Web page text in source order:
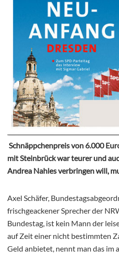
Schnäppchenpreis von 6.000
mit Steinbrück war teurer und
Andrea Nahles verbringen will,
Axel Schäfer,
frischgeackener Sprecher der
Bundestag, ist kein Mann der
auf Zeit einer nicht bestimmten
Geld anbietet, nennt man das im